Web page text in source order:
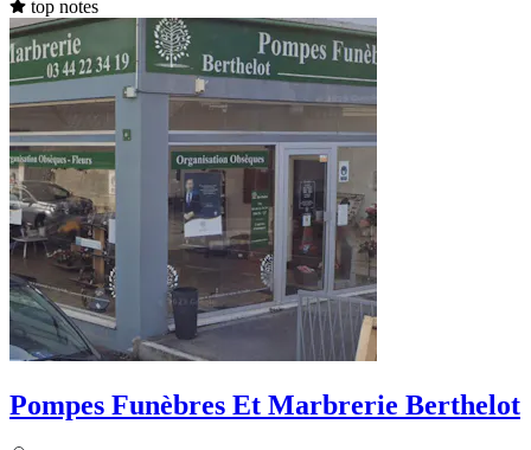
top notes
Pompes Funèbres Et Marbrerie Berthelot